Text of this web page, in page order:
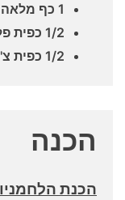
1 כף מלאה אבקת מרק עוף
1/2 כפית פלפל שחור גרוס
1/2 כפית צ'ילי גרוס
הכנה
הכנת